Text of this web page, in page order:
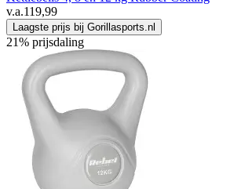
v.a.119,99
Laagste prijs bij Gorillasports.nl
21% prijsdaling